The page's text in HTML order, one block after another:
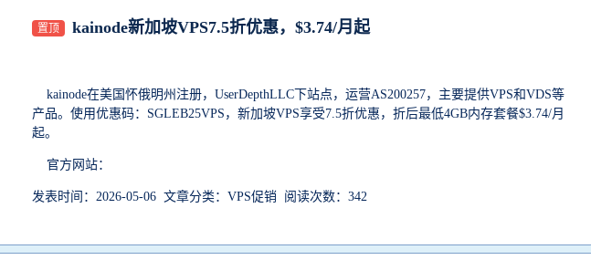
置顶 kainode新加坡VPS7.5折优惠，$3.74/月起
kainode在美国怀俄明州注册，UserDepthLLC下站点，运营AS200257，主要提供VPS和VDS等
产品。使用优惠码：SGLEB25VPS，新加坡VPS享受7.5折优惠，折后最低4GB内存套餐$3.74/月
起。
官方网站：
发表时间：2026-05-06 文章分类：VPS促销 阅读次数：342